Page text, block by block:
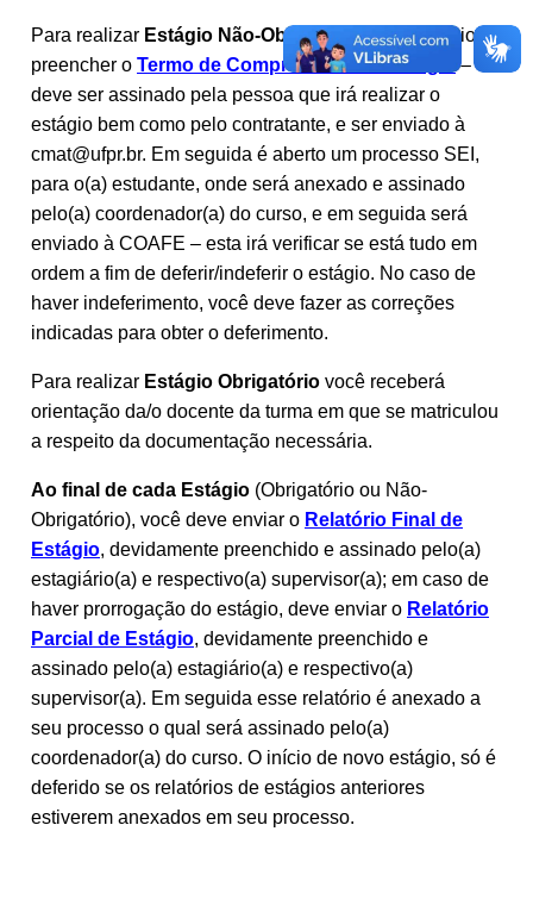
Para realizar Estágio Não-Obrigatórioé necessário
preencher o Termo de Compromisso de Estágio –
deve ser assinado pela pessoa que irá realizar o
estágio bem como pelo contratante, e ser enviado à
cmat@ufpr.br. Em seguida é aberto um processo SEI,
para o(a) estudante, onde será anexado e assinado
pelo(a) coordenador(a) do curso, e em seguida será
enviado à COAFE – esta irá verificar se está tudo em
ordem a fim de deferir/indeferir o estágio. No caso de
haver indeferimento, você deve fazer as correções
indicadas para obter o deferimento.
Para realizar Estágio Obrigatório você receberá
orientação da/o docente da turma em que se matriculou
a respeito da documentação necessária.
Ao final de cada Estágio (Obrigatório ou Não-
Obrigatório), você deve enviar o Relatório Final de
Estágio, devidamente preenchido e assinado pelo(a)
estagiário(a) e respectivo(a) supervisor(a); em caso de
haver prorrogação do estágio, deve enviar o Relatório
Parcial de Estágio, devidamente preenchido e
assinado pelo(a) estagiário(a) e respectivo(a)
supervisor(a). Em seguida esse relatório é anexado a
seu processo o qual será assinado pelo(a)
coordenador(a) do curso. O início de novo estágio, só é
deferido se os relatórios de estágios anteriores
estiverem anexados em seu processo.